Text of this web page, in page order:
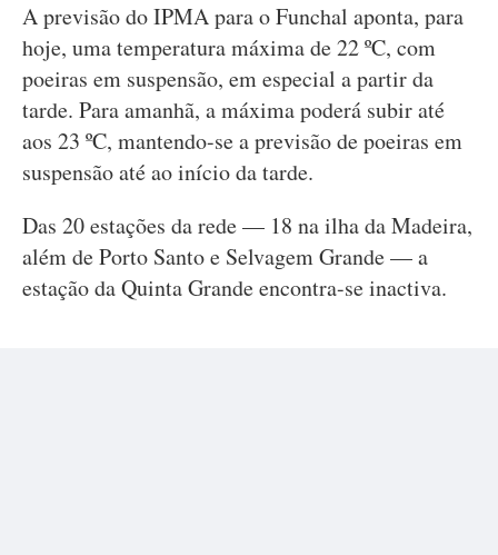
A previsão do IPMA para o Funchal aponta, para
hoje, uma temperatura máxima de 22 ºC, com
poeiras em suspensão, em especial a partir da
tarde. Para amanhã, a máxima poderá subir até
aos 23 ºC, mantendo-se a previsão de poeiras em
suspensão até ao início da tarde.
Das 20 estações da rede — 18 na ilha da Madeira,
além de Porto Santo e Selvagem Grande — a
estação da Quinta Grande encontra-se inactiva.